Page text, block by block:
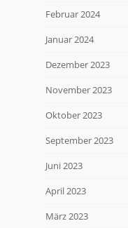
Februar 2024
Januar 2024
Dezember 2023
November 2023
Oktober 2023
September 2023
Juni 2023
April 2023
März 2023